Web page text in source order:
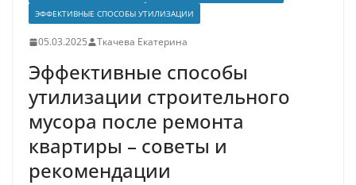
ЭФФЕКТИВНЫЕ СПОСОБЫ УТИЛИЗАЦИИ
05.03.2025 Ткачева Екатерина
Эффективные способы
утилизации строительного
мусора после ремонта
квартиры – советы и
рекомендации